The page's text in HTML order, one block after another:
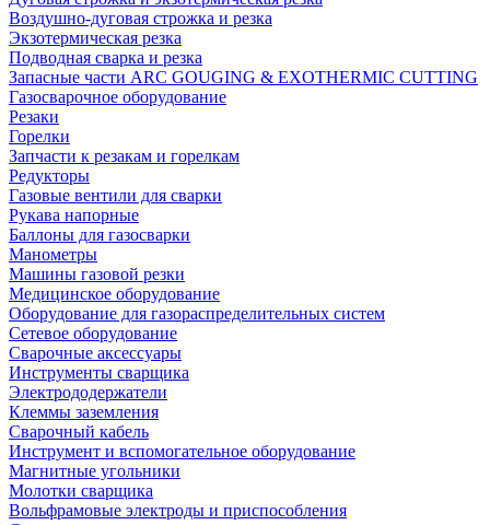
Воздушно-дуговая строжка и резка
Экзотермическая резка
Подводная сварка и резка
Запасные части ARC GOUGING & EXOTHERMIC CUTTING
Газосварочное оборудование
Резаки
Горелки
Запчасти к резакам и горелкам
Редукторы
Газовые вентили для сварки
Рукава напорные
Баллоны для газосварки
Манометры
Машины газовой резки
Медицинское оборудование
Оборудование для газораспределительных систем
Сетевое оборудование
Сварочные аксессуары
Инструменты сварщика
Электрододержатели
Клеммы заземления
Сварочный кабель
Инструмент и вспомогательное оборудование
Магнитные угольники
Молотки сварщика
Вольфрамовые электроды и приспособления